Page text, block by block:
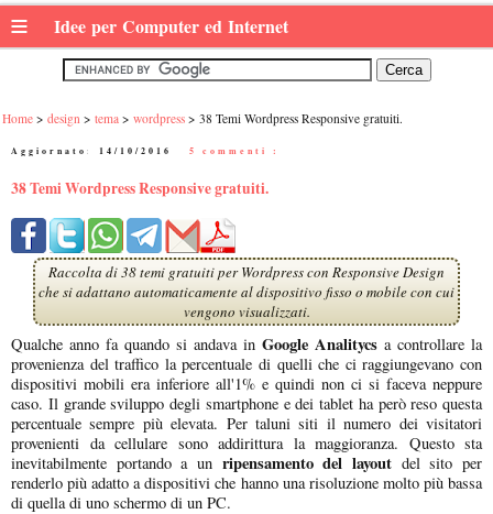
≡ Idee per Computer ed Internet
Home design tema wordpress 38 Temi Wordpress Responsive gratuiti.
Aggiornato: 14/10/2016 5 commenti :
38 Temi Wordpress Responsive gratuiti.
Raccolta di 38 temi gratuiti per Wordpress con Responsive Design
che si adattano automaticamente al dispositivo fisso o mobile con cui
vengono visualizzati.
Qualche anno fa quando si andava in Google Analitycs a controllare la
provenienza del traffico la percentuale di quelli che ci raggiungevano con
dispositivi mobili era inferiore all'1% e quindi non ci si faceva neppure
caso. Il grande sviluppo degli smartphone e dei tablet ha però reso questa
percentuale sempre più elevata. Per taluni siti il numero dei visitatori
provenienti da cellulare sono addirittura la maggioranza. Questo sta
inevitabilmente portando a un ripensamento del layout del sito per
renderlo più adatto a dispositivi che hanno una risoluzione molto più bassa
di quella di uno schermo di un PC.